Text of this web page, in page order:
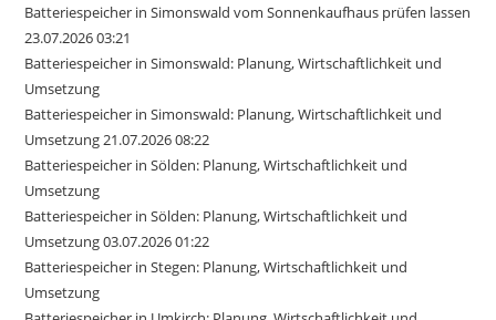
Batteriespeicher in Simonswald vom Sonnenkaufhaus prüfen lassen
23.07.2026 03:21
Batteriespeicher in Simonswald: Planung, Wirtschaftlichkeit und
Umsetzung
Batteriespeicher in Simonswald: Planung, Wirtschaftlichkeit und
Umsetzung 21.07.2026 08:22
Batteriespeicher in Sölden: Planung, Wirtschaftlichkeit und
Umsetzung
Batteriespeicher in Sölden: Planung, Wirtschaftlichkeit und
Umsetzung 03.07.2026 01:22
Batteriespeicher in Stegen: Planung, Wirtschaftlichkeit und
Umsetzung